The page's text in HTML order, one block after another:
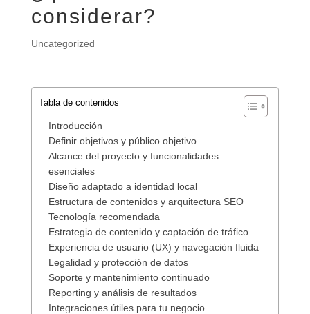
considerar?
Uncategorized
Tabla de contenidos
Introducción
Definir objetivos y público objetivo
Alcance del proyecto y funcionalidades
esenciales
Diseño adaptado a identidad local
Estructura de contenidos y arquitectura SEO
Tecnología recomendada
Estrategia de contenido y captación de tráfico
Experiencia de usuario (UX) y navegación fluida
Legalidad y protección de datos
Soporte y mantenimiento continuado
Reporting y análisis de resultados
Integraciones útiles para tu negocio